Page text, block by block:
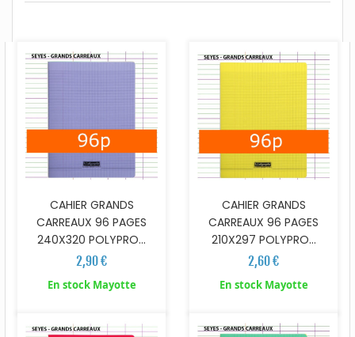
CAHIER GRANDS
CARREAUX 96 PAGES
240X320 POLYPRO...
2,90 €
En stock Mayotte
CAHIER GRANDS
CARREAUX 96 PAGES
210X297 POLYPRO...
2,60 €
En stock Mayotte